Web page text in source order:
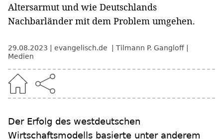
Altersarmut und wie Deutschlands
Nachbarländer mit dem Problem umgehen.
29.08.2023 evangelisch.de
Tilmann P. Gangloff
Medien
Der Erfolg des westdeutschen
Wirtschaftsmodells basierte unter anderem